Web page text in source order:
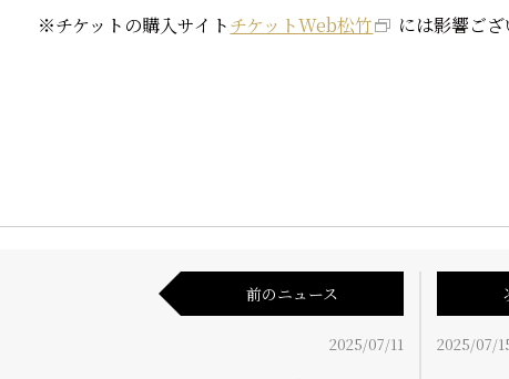
※チケットの購入サイトチケットWeb松竹 には影響ご
前のニュース
2025/07/11 2025/07/